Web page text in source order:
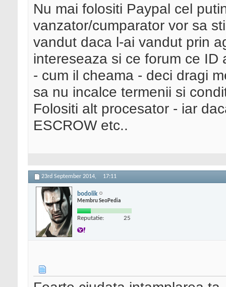
Nu mai folositi Paypal cel
vanzator/cumparator vor sa
vandut daca l-ai vandut prin
intereseaza si ce forum ce
- cum il cheama - deci dragi
sa nu incalce termenii si
Folositi alt procesator - iar
ESCROW etc..
23rd September 2014, 17:11
bodolik
Membru SeoPedia
Reputatie: 25